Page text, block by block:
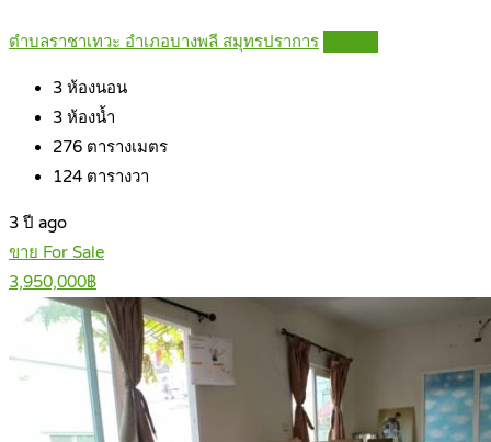
ตำบลราชาเทวะ อำเภอบางพลี สมุทรปราการ
3 ห้องนอน
3 ห้องน้ำ
276 ตารางเมตร
124 ตารางวา
3 ปี ago
ขาย For Sale
3,950,000฿